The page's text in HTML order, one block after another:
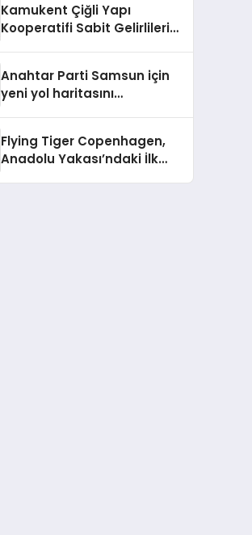
Kamukent Çiğli Yapı
Kooperatifi Sabit Gelirlileri
Anahtar Parti Samsun için
yeni yol haritasını
Flying Tiger Copenhagen,
Anadolu Yakası’ndaki İlk